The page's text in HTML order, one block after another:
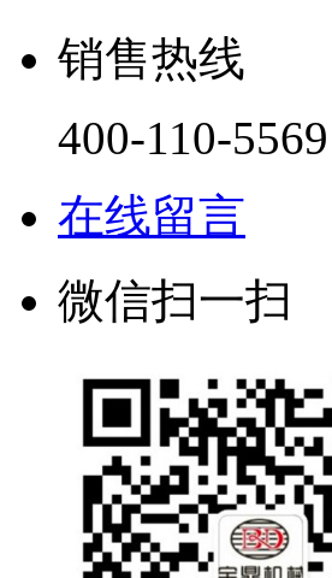
销售热线
400-110-5569
在线留言
微信扫一扫